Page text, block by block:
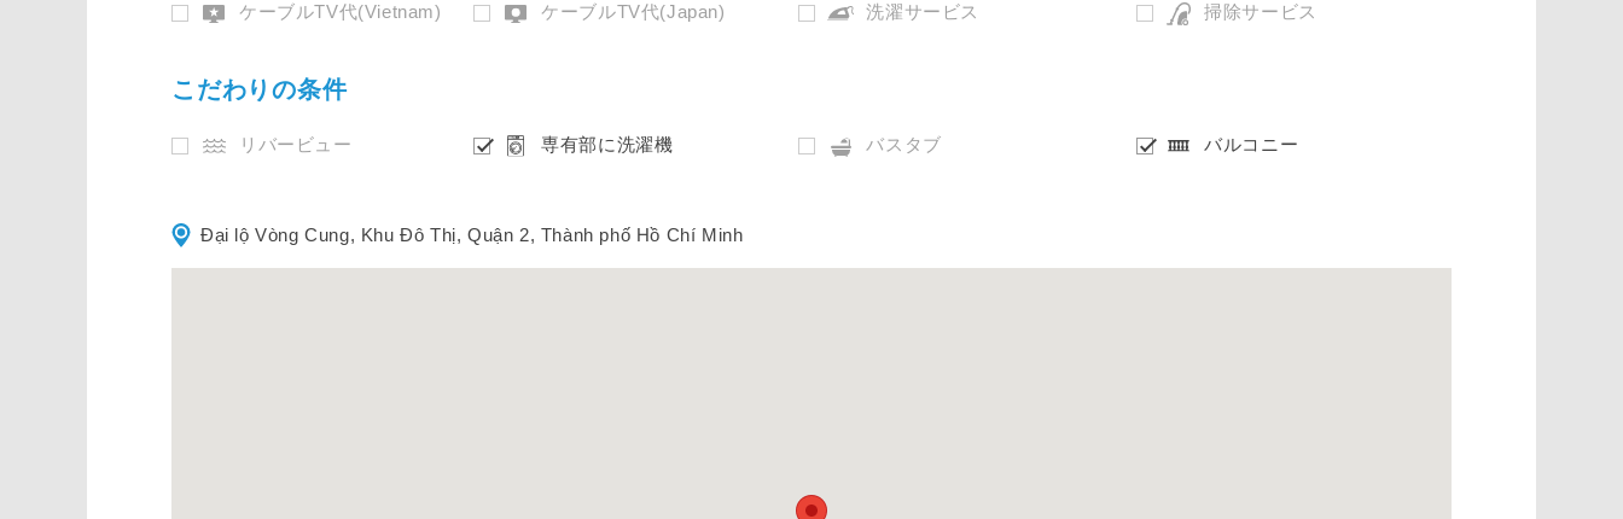
ケーブルTV代(Vietnam) ケーブルTV代(Japan) 洗濯サービス 掃除サービス
こだわりの条件
リバービュー 専有部に洗濯機 バスタブ バルコニー
Đại lộ Vòng Cung, Khu Đô Thị, Quận 2, Thành phố Hồ Chí Minh